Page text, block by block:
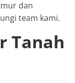
dan
team kami.
Tanah